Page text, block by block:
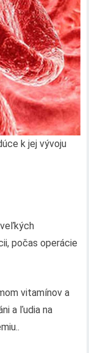
k jej vývoju
počas operácie
vitamínov a
a ľudia na